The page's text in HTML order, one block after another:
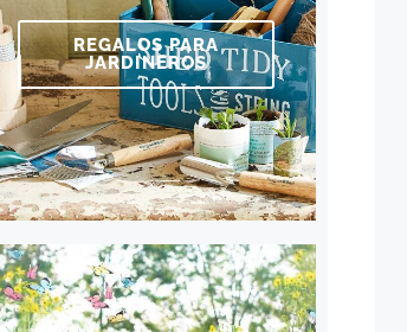
REGALOS PARA
JARDINEROS